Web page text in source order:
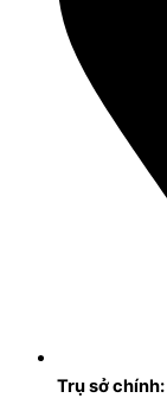
Trụ sở chính: